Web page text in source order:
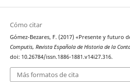
Cómo citar
Gómez-Bezares, F. (2017) «Presente y futuro
Computis, Revista Española de Historia de la
doi: 10.26784/issn.1886-1881.v14i27.316.
Más formatos de cita